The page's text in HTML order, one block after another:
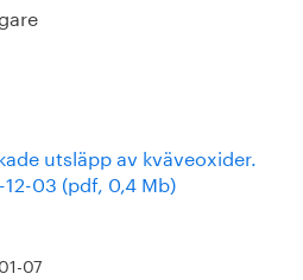
utsläpp av kväveoxider.
03 (pdf, 0,4 Mb)
07